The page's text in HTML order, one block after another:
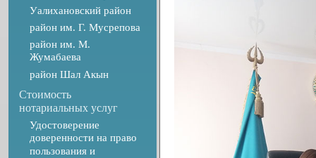
Уалихановский район
район им. Г. Мусрепова
район им. М.
Жумабаева
район Шал Акын
Стоимость
нотариальных услуг
Удостоверение
доверенности на право
пользования и